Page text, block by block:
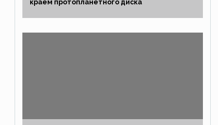
краем протопланетного диска